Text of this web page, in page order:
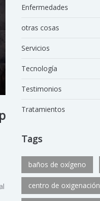
Enfermedades
otras cosas
Servicios
Tecnología
Testimonios
Tratamientos
Tags
baños de oxígeno
centro de oxigenación